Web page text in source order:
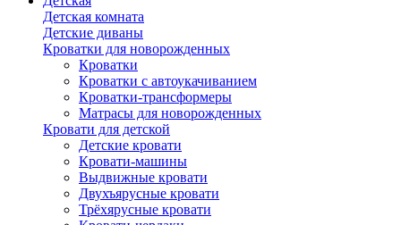
Детская комната
Детские диваны
Кроватки для новорожденных
Кроватки
Кроватки с автоукачиванием
Кроватки-трансформеры
Матрасы для новорожденных
Кровати для детской
Детские кровати
Кровати-машины
Выдвижные кровати
Двухъярусные кровати
Трёхярусные кровати